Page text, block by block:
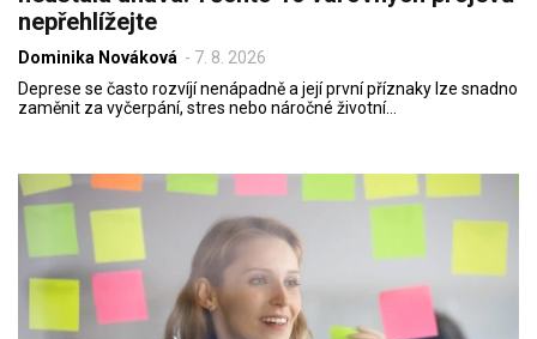
nepřehlížejte
Dominika Nováková - 7. 8. 2026
Deprese se často rozvíjí nenápadně a její první příznaky lze snadno
zaměnit za vyčerpání, stres nebo náročné životní…